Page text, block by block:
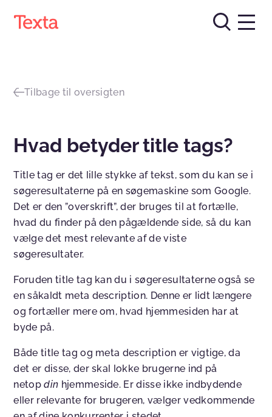
Tilbage til oversigten
Hvad betyder title tags?
Title tag er det lille stykke af tekst, som du kan se i
søgeresultaterne på en søgemaskine som Google.
Det er den ”overskrift”, der bruges til at fortælle,
hvad du finder på den pågældende side, så du kan
vælge det mest relevante af de viste
søgeresultater.
Foruden title tag kan du i søgeresultaterne også se
en såkaldt meta description. Denne er lidt længere
og fortæller mere om, hvad hjemmesiden har at
byde på.
Både title tag og meta description er vigtige, da
det er disse, der skal lokke brugerne ind på
netopdin hjemmeside. Er disse ikke indbydende
eller relevante for brugeren, vælger vedkommende